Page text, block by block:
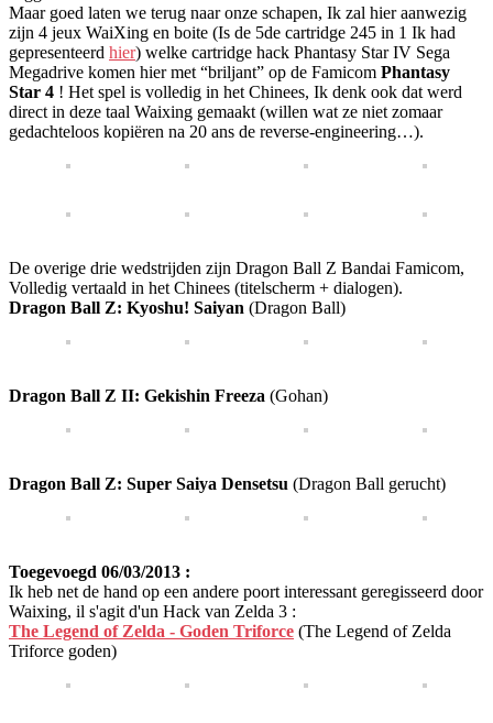
Maar goed laten we terug naar onze schapen, Ik zal hier aanwezig
zijn 4 jeux WaiXing en boite (Is de 5de cartridge 245 in 1 Ik had
gepresenteerd hier) welke cartridge hack Phantasy Star IV Sega
Megadrive komen hier met “briljant” op de Famicom Phantasy
Star 4 ! Het spel is volledig in het Chinees, Ik denk ook dat werd
direct in deze taal Waixing gemaakt (willen wat ze niet zomaar
gedachteloos kopiëren na 20 ans de reverse-engineering…).
De overige drie wedstrijden zijn Dragon Ball Z Bandai Famicom,
Volledig vertaald in het Chinees (titelscherm + dialogen).
Dragon Ball Z: Kyoshu! Saiyan (Dragon Ball)
Dragon Ball Z II: Gekishin Freeza (Gohan)
Dragon Ball Z: Super Saiya Densetsu (Dragon Ball gerucht)
Toegevoegd 06/03/2013 :
Ik heb net de hand op een andere poort interessant geregisseerd door
Waixing, il s'agit d'un Hack van Zelda 3 :
The Legend of Zelda - Goden Triforce (The Legend of Zelda
Triforce goden)